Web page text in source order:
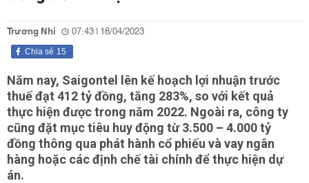
Trương Nhi 07:43 | 18/04/2023
15
Chia sẻ
Năm nay, Saigontel lên kế hoạch lợi nhuận trước
thuế đạt 412 tỷ đồng, tăng 283%, so với kết quả
thực hiện được trong năm 2022. Ngoài ra, công ty
cũng đặt mục tiêu huy động từ 3.500 – 4.000 tỷ
đồng thông qua phát hành cổ phiếu và vay ngân
hàng hoặc các định chế tài chính để thực hiện dự
án.